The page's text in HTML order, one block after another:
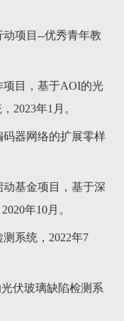
项目--优秀青年教
项目，基于AOI的光
2023年1月。
器网络的扩展零样
基金项目，基于深
年10月。
系统，2022年7
伏玻璃缺陷检测系